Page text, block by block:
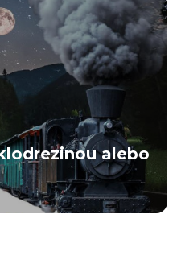
alebo